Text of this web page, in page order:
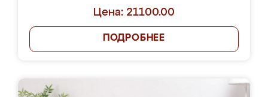
Цена: 21100.00
ПОДРОБНЕЕ